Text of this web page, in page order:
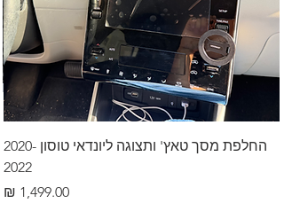
החלפת מסך טאץ' ותצוגה ליונדאי טוסון 2020-
2022
מחיר